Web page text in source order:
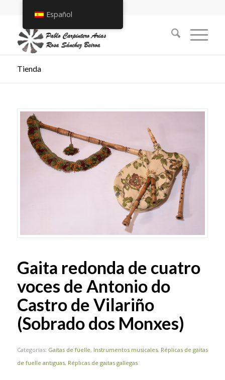
Tienda
Gaita redonda de cuatro
voces de Antonio do
Castro de Vilariño
(Sobrado dos Monxes)
Categorías: Gaitas de fuelle, Instrumentos musicales, Réplicas de gaitas
de fuelle antiguas, Réplicas de gaitas gallegas
Español